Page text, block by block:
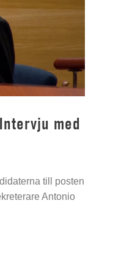
med
till posten
Antonio